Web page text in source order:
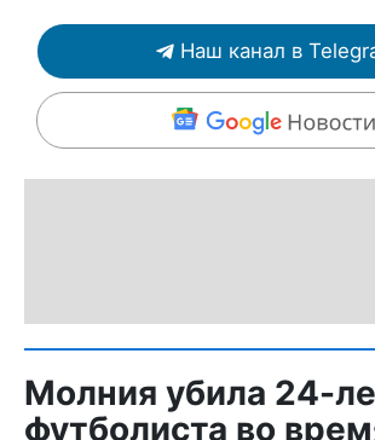
Наш канал в
Молния убила 24-
футболиста во